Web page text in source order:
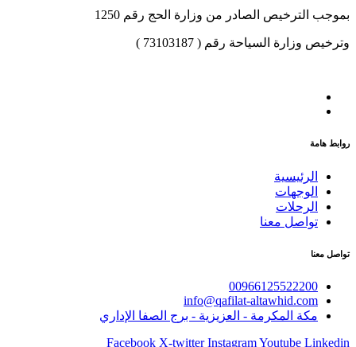
بموجب الترخيص الصادر من وزارة الحج رقم 1250
وترخيص وزارة السياحة رقم ( 73103187 )
روابط هامة
الرئيسية
الوجهات
الرحلات
تواصل معنا
تواصل معنا
00966125522200
info@qafilat-altawhid.com
مكة المكرمة - العزيزية - برج الصفا الإداري
Facebook X-twitter InstagramYoutube Linkedin